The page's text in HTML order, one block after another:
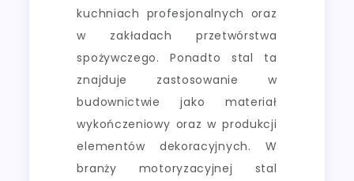
kuchniach profesjonalnych oraz
w zakładach przetwórstwa
spożywczego. Ponadto stal ta
znajduje zastosowanie w
budownictwie jako materiał
wykończeniowy oraz w produkcji
elementów dekoracyjnych. W
branży motoryzacyjnej stal